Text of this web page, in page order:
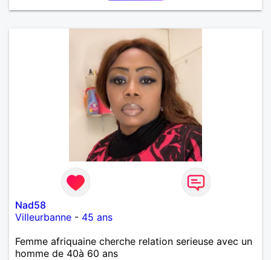
Nad58
Villeurbanne - 45 ans
Femme afriquaine cherche relation serieuse avec un
homme de 40à 60 ans